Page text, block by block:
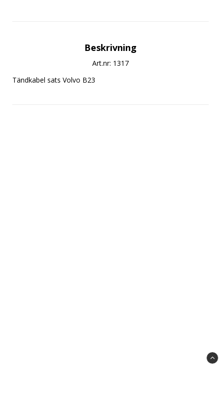
Beskrivning
Art.nr: 1317
Tändkabel sats Volvo B23